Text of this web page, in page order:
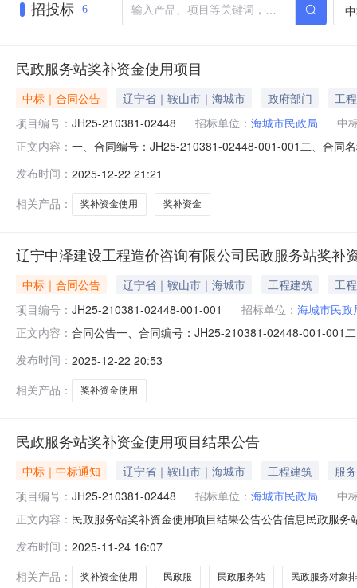
招投标 6
民政服务站奖补资金使用项目
中标｜合同公告 辽宁省｜鞍山市｜海城市 政府部门
工程
项目编号： JH25-210381-02448 招标单位： 海城市民政局
中
正文内容： 一、合同编号：JH25-210381-02448-001-001二、合同
式：15504920033六、合同主要信息主要标的名称：民
发布时间： 2025-12-22 21:21
相关产品：
奖补资金使用 奖补资金
辽宁中泽建设工程造价咨询有限公司民政服务站奖补
中标｜合同公告 辽宁省｜鞍山市｜海城市 工程建筑
工程
项目编号： JH25-210381-02448-001-001 招标单位： 海城市民政
正文内容： 合同公告一、合同编号：JH25-210381-02448-001-001
市社会组织发展促进中心地址：前进路1栋29层534号联
发布时间： 2025-12-22 20:53
相关产品：
奖补资金使用
民政服务站奖补资金使用项目结果公告
中标｜中标通知 辽宁省｜鞍山市｜海城市 工程建筑
服务
项目编号： JH25-210381-02448 招标单位： 海城市民政局
中
正文内容： 民政服务站奖补资金使用项目结果公告公告信息民政服
会组织发展促进中心供应商地址：辽宁省鞍山市铁东区
发布时间： 2025-11-24 16:07
相关产品：
奖补资金使用 民政服 民政服务站 民政服务对象